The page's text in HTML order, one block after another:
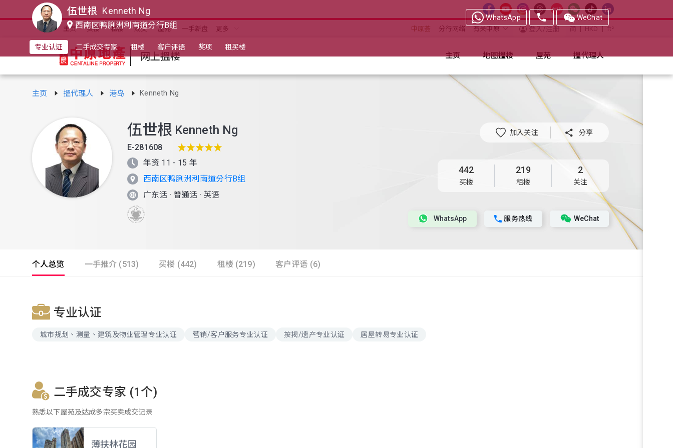
主页 买楼 租楼 成交 屋苑 一手新盘 更多 中原荟 分行网络 有关中原 登入/注册 简 HKD ft²
网上搵楼 主页 地图搵楼 屋苑 搵代理人
主页 搵代理人 港岛 Kenneth Ng
伍世根 Kenneth Ng
E-281608
年资 11 - 15 年
西南区鸭脷洲利南道分行B组
广东话 · 普通话 · 英语
加入关注  分享
442
买楼
219
租楼
2
关注
WeChat
服务热线
WhatsApp
个人总览 一手推介 (513) 买楼 (442) 租楼 (219) 客户评语 (6)
专业认证
城市规划、测量、建筑及物业管理专业认证 营销/客户服务专业认证 按揭/遗产专业认证 居屋转易专业认证
二手成交专家 (1个)
熟悉以下屋苑及达成多宗买卖成交记录
薄扶林花园
伍世根 Kenneth Ng
西南区鸭脷洲利南道分行B组
WhatsApp WeChat
专业认证 二手成交专家 租楼 客户评语 奖项 租买楼